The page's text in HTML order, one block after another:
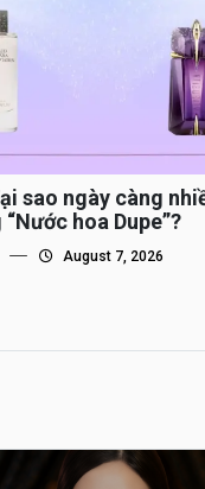
sao ngày càng
hoa Dupe”?
August 7, 2026